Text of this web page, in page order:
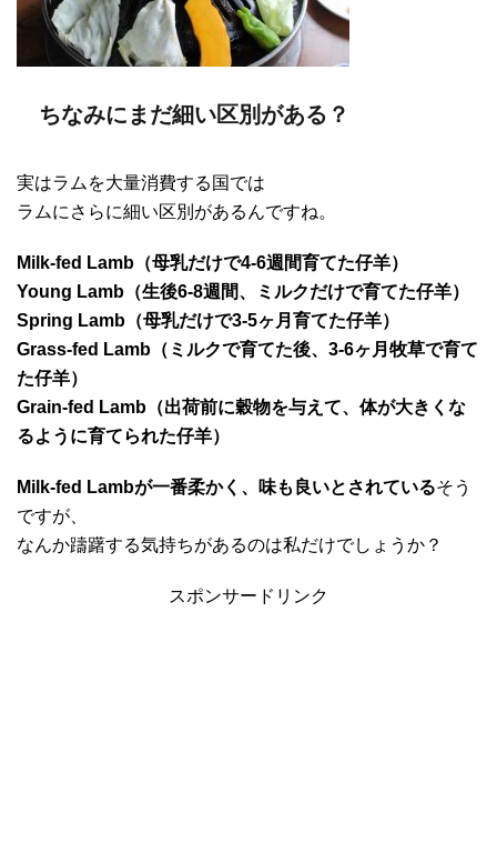
ちなみにまだ細い区別がある？
実はラムを大量消費する国では
ラムにさらに細い区別があるんですね。
Milk-fed Lamb（母乳だけで4-6週間育てた仔羊）
Young Lamb（生後6-8週間、ミルクだけで育てた仔羊）
Spring Lamb（母乳だけで3-5ヶ月育てた仔羊）
Grass-fed Lamb（ミルクで育てた後、3-6ヶ月牧草で育て
た仔羊）
Grain-fed Lamb（出荷前に穀物を与えて、体が大きくな
るように育てられた仔羊）
Milk-fed Lambが一番柔かく、味も良いとされているそう
ですが、
なんか躊躇する気持ちがあるのは私だけでしょうか？
スポンサードリンク